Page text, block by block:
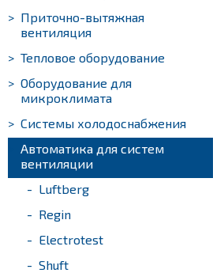
> Приточно-вытяжная
вентиляция
> Тепловое оборудование
> Оборудование для
микроклимата
> Системы холодоснабжения
Автоматика для систем
вентиляции
- Luftberg
- Regin
- Electrotest
- Shuft